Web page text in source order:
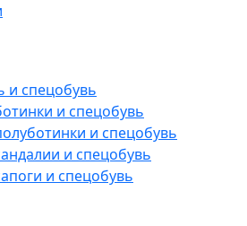
и спецобувь
и спецобувь
и спецобувь
и спецобувь
и спецобувь